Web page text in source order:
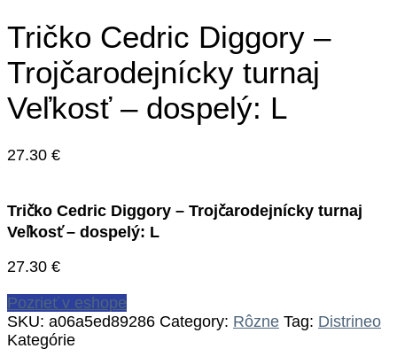
Tričko Cedric Diggory –
Trojčarodejnícky turnaj
Veľkosť – dospelý: L
27.30 €
Tričko Cedric Diggory – Trojčarodejnícky turnaj
Veľkosť – dospelý: L
27.30 €
Pozrieť v eshope
SKU: a06a5ed89286 Category: Rôzne Tag: Distrineo
Kategórie